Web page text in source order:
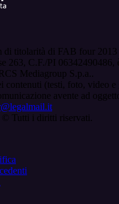
di titolarità di FAB four 2013
263, C.F./PI 06342490486,
Mediagroup S.p.a..
contenuti (testi, foto, video
avente ad
Tutti i diritti riservati.